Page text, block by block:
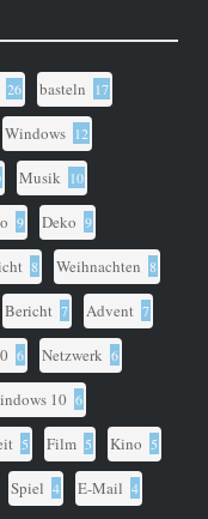
26 basteln 17
Windows 12
Musik 10
9 Deko 9
8 Weihnachten 8
Bericht 7 Advent 7
6 Netzwerk 6
10 6
5 Film 5 Kino 5
Spiel 4 E-Mail 4